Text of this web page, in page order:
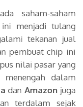
saham-saham
menjadi tulang
tekanan jual
pembuat chip ini
nilai pasar yang
dalam
dan Amazonjuga
terdalam sejak